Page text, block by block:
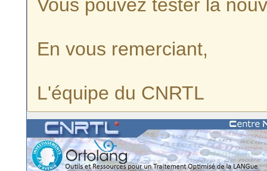
Vous pouvez tester la
En vous remerciant,
L'équipe du CNRTL